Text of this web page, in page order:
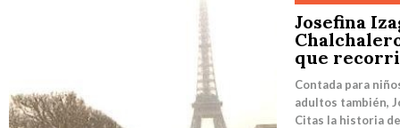
Josefina
que
Contada para
adultos también,
Citas la historia